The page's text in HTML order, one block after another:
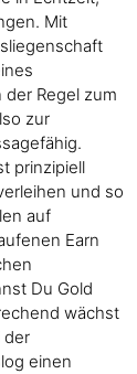
Mit
Regel zum
zur
prinzipiell
und so
auf
Earn
Du Gold
wächst
der
einen